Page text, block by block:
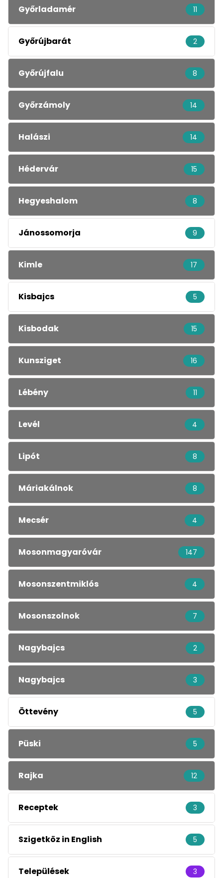
Győrladamér 11
Győrújbarát 2
Győrújfalu 8
Győrzámoly 14
Halászi 14
Hédervár 15
Hegyeshalom 8
Jánossomorja 9
Kimle 17
Kisbajcs 5
Kisbodak 15
Kunsziget 16
Lébény 11
Levél 4
Lipót 8
Máriakálnok 8
Mecsér 4
Mosonmagyaróvár 147
Mosonszentmiklós 4
Mosonszolnok 7
Nagybajcs 2
Nagybajcs 3
Öttevény 5
Püski 5
Rajka 12
Receptek 3
Szigetköz in English 5
Települések 3